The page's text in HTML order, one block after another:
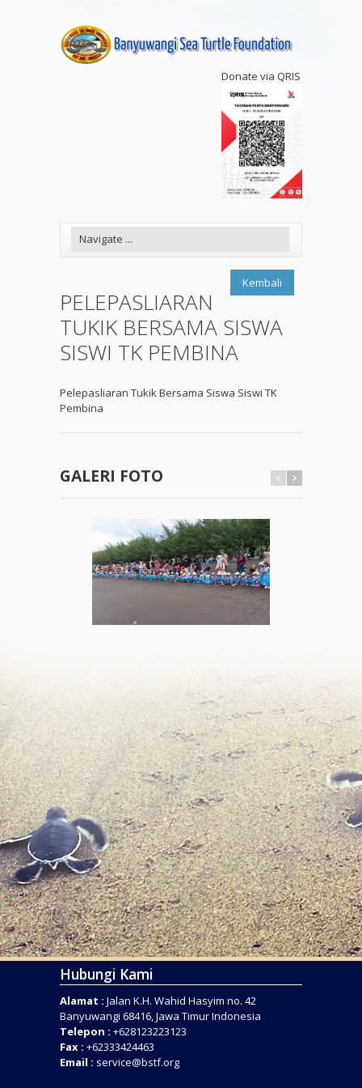
Donate via QRIS
Kembali
PELEPASLIARAN
TUKIK BERSAMA SISWA
SISWI TK PEMBINA
Pelepasliaran Tukik Bersama Siswa Siswi TK
Pembina
GALERI FOTO
Hubungi Kami
Alamat : Jalan K.H. Wahid Hasyim no. 42
Banyuwangi 68416, Jawa Timur Indonesia
Telepon : +628123223123
Fax : +62333424463
Email : service@bstf.org